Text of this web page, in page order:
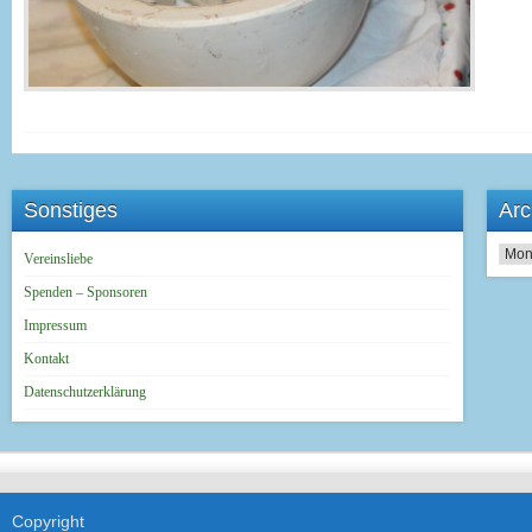
Sonstiges
Vereinsliebe
Spenden – Sponsoren
Impressum
Kontakt
Datenschutzerklärung
Copyright